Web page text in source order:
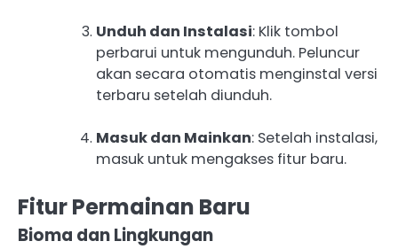
Unduh dan Instalasi: Klik tombol
perbarui untuk mengunduh. Peluncur
akan secara otomatis menginstal versi
terbaru setelah diunduh.
Masuk dan Mainkan: Setelah instalasi,
masuk untuk mengakses fitur baru.
Fitur Permainan Baru
Bioma dan Lingkungan